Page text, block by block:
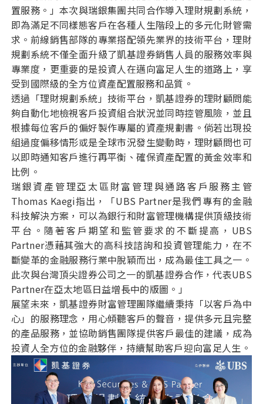
置服務。」本次與瑞銀集團共同合作導入理財規劃系統，
即為滿足不同樣態客戶在各種人生階段上的多元化財管需
求。前線銷售部隊的專業搭配領先業界的技術平台，理財
規劃系統不僅全面升級了凱基證券銷售人員的服務效率與
專業度，更重要的是投資人在邁向富足人生的道路上，享
受到國際級的全方位資產配置服務和品質。
透過「理財規劃系統」技術平台，凱基證券的理財顧問能
夠自動化地檢視客戶投資組合狀況並同時控管風險，並且
根據每位客戶的偏好製作專屬的資產規劃書。倘若出現投
組過度偏移情形或是全球市況發生變動時，理財顧問也可
以即時通知客戶進行再平衡、確保資產配置的黃金效率和
比例。
瑞銀資產管理亞太區財富管理與通路客戶服務主管
Thomas Kaegi指出，「UBS Partner是我們專有的金融
科技解決方案，可以為銀行和財富管理機構提供頂級技術
平台。隨著客戶期望和監管要求的不斷提高，UBS
Partner憑藉其強大的高科技諮詢和投資管理能力，在不
斷變革的金融服務行業中脫穎而出，成為最佳工具之一。
此次與台灣頂尖證券公司之一的凱基證券合作，代表UBS
Partner在亞太地區日益增長中的版圖。」
展望未來，凱基證券財富管理團隊繼續秉持「以客戶為中
心」的服務理念，用心傾聽客戶的聲音，提供多元且完整
的產品服務，並協助銷售團隊提供客戶最佳的建議，成為
投資人全方位的金融夥伴，持續幫助客戶迎向富足人生。